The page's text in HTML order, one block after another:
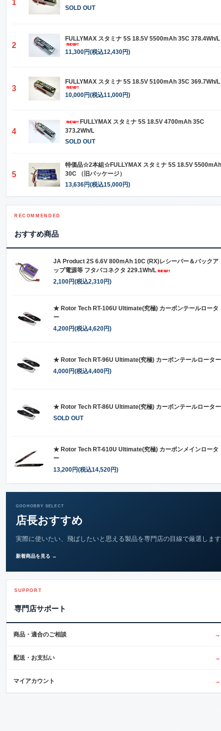
1
SOLD OUT
2
FULLYMAX スタミナ 5S 18.5V 5500mAh 35C 378.4Wh/L
11,300円(税込12,430円)
3
FULLYMAX スタミナ 5S 18.5V 5100mAh 35C 369.7Wh/L
10,000円(税込11,000円)
4
FULLYMAX スタミナ 5S 18.5V 4700mAh 35C
373.2Wh/L
SOLD OUT
5
特価品☆2本組☆FULLYMAX スタミナ 5S 18.5V 5500mAh
30C （旧パッケージ）
13,636円(税込15,000円)
RECOMMENDED
おすすめ商品
JA Product 2S 6.6V 800mAh 10C (RX)レシーバー＆バックア
ップ電源等 フタバコネクタ 229.1Wh/L
2,100円(税込2,310円)
★ Rotor Tech RT-106U Ultimate(究極) カーボンテールロータ
ー
4,200円(税込4,620円)
★ Rotor Tech RT-96U Ultimate(究極) カーボンテールローター
4,000円(税込4,400円)
★ Rotor Tech RT-86U Ultimate(究極) カーボンテールローター
SOLD OUT
★ Rotor Tech RT-610U Ultimate(究極) カーボンメインロータ
ー
13,200円(税込14,520円)
GOOHOBBY SELECT
店長おすすめ
実際に使いたい、飛ばしたいと思える製品を専門店の目線で厳選しま
新着商品を見る →
SUPPORT
専門店サポート
商品・適合のご相談 →
配送・お支払い →
マイアカウント →